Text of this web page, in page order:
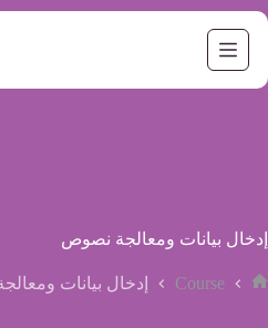
التجاوز
إلى
المحتوى
إدخال بيانات ومعالجة نصوص
Course إدخال بيانات